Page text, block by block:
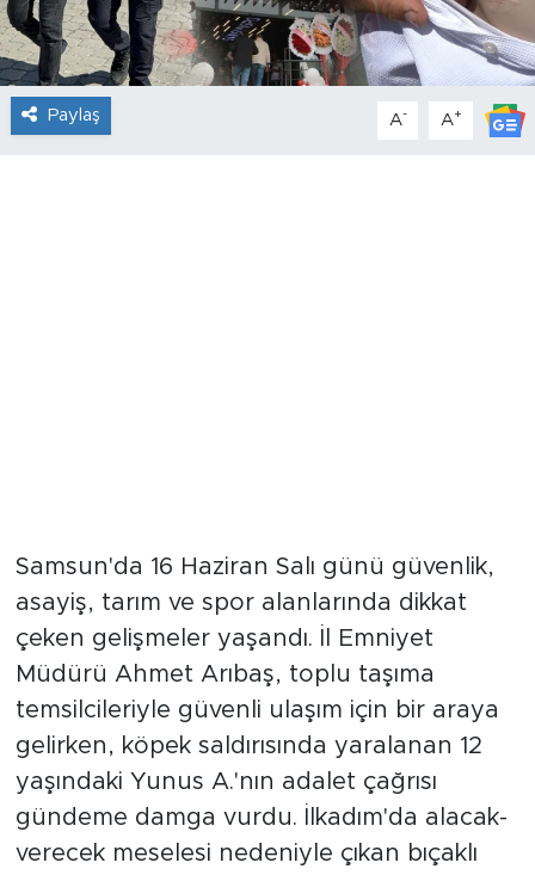
Paylaş A- A+
Samsun'da 16 Haziran Salı günü güvenlik,
asayiş, tarım ve spor alanlarında dikkat
çeken gelişmeler yaşandı. İl Emniyet
Müdürü Ahmet Arıbaş, toplu taşıma
temsilcileriyle güvenli ulaşım için bir araya
gelirken, köpek saldırısında yaralanan 12
yaşındaki Yunus A.'nın adalet çağrısı
gündeme damga vurdu. İlkadım'da alacak-
verecek meselesi nedeniyle çıkan bıçaklı